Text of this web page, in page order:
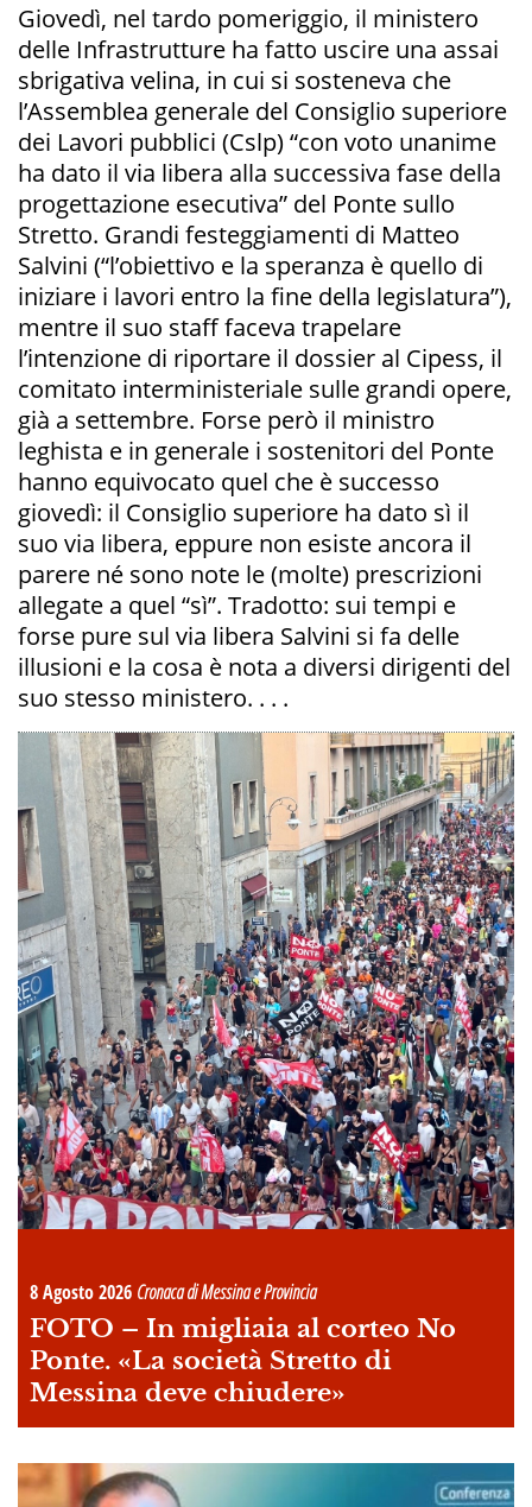
Giovedì, nel tardo pomeriggio, il ministero
delle Infrastrutture ha fatto uscire una assai
sbrigativa velina, in cui si sosteneva che
l’Assemblea generale del Consiglio superiore
dei Lavori pubblici (Cslp) “con voto unanime
ha dato il via libera alla successiva fase della
progettazione esecutiva” del Ponte sullo
Stretto. Grandi festeggiamenti di Matteo
Salvini (“l’obiettivo e la speranza è quello di
iniziare i lavori entro la fine della legislatura”),
mentre il suo staff faceva trapelare
l’intenzione di riportare il dossier al Cipess, il
comitato interministeriale sulle grandi opere,
già a settembre. Forse però il ministro
leghista e in generale i sostenitori del Ponte
hanno equivocato quel che è successo
giovedì: il Consiglio superiore ha dato sì il
suo via libera, eppure non esiste ancora il
parere né sono note le (molte) prescrizioni
allegate a quel “sì”. Tradotto: sui tempi e
forse pure sul via libera Salvini si fa delle
illusioni e la cosa è nota a diversi dirigenti del
suo stesso ministero. . . .
8 Agosto 2026 Cronaca di Messina e Provincia
FOTO – In migliaia al corteo No
Ponte. «La società Stretto di
Messina deve chiudere»